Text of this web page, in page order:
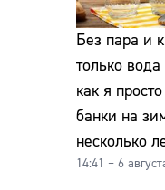
Без пара и
только
как я
банки на
несколько
14:41 – 6